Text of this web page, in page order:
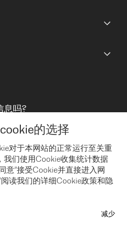
的选择
对于本网站的正常运行至关重
我们使用Cookie收集统计数据
意”接受Cookie并直接进入网
阅读我们的详细Cookie政策和隐
减少
Protection)
息吗?
后，可以通过 Email 来订阅我们的新
点击电子邮件底下的链接来取消订